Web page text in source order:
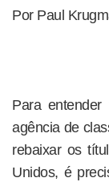
Por Paul
Para
agência de
rebaixar os
Unidos, é